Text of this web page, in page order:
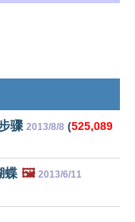
骤 2013/8/8 (525,089
蝶 🖼️ 2013/6/11